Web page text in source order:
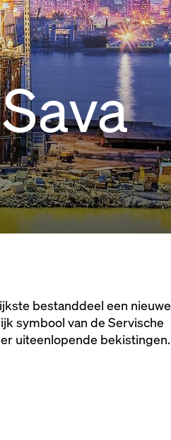
bestanddeel een nieuwe
symbool van de Servische
uiteenlopende bekistingen.